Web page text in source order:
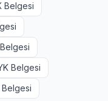
Belgesi
Belgesi